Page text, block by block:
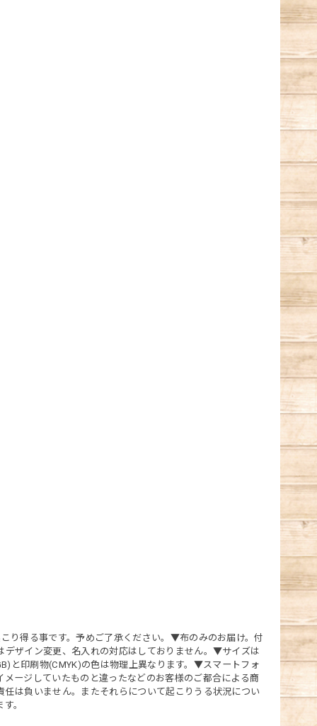
り得る事です。予めご了承ください。▼布のみのお届け。付
ザイン変更、名入れの対応はしておりません。▼サイズは
と印刷物(CMYK)の色は物理上異なります。▼スマートフォ
ージしていたものと違ったなどのお客様のご都合による商
は負いません。またそれらについて起こりうる状況につい
。